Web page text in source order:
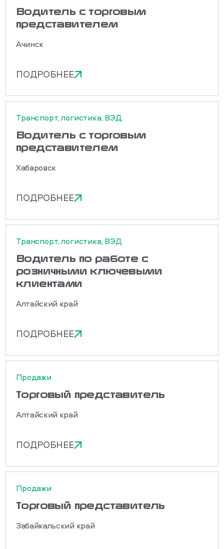
Водитель с торговым
представителем
Ачинск
ПОДРОБНЕЕ
Транспорт, логистика, ВЭД
Водитель с торговым
представителем
Хабаровск
ПОДРОБНЕЕ
Транспорт, логистика, ВЭД
Водитель по работе с
розничными ключевыми
клиентами
Алтайский край
ПОДРОБНЕЕ
Продажи
Торговый представитель
Алтайский край
ПОДРОБНЕЕ
Продажи
Торговый представитель
Забайкальский край